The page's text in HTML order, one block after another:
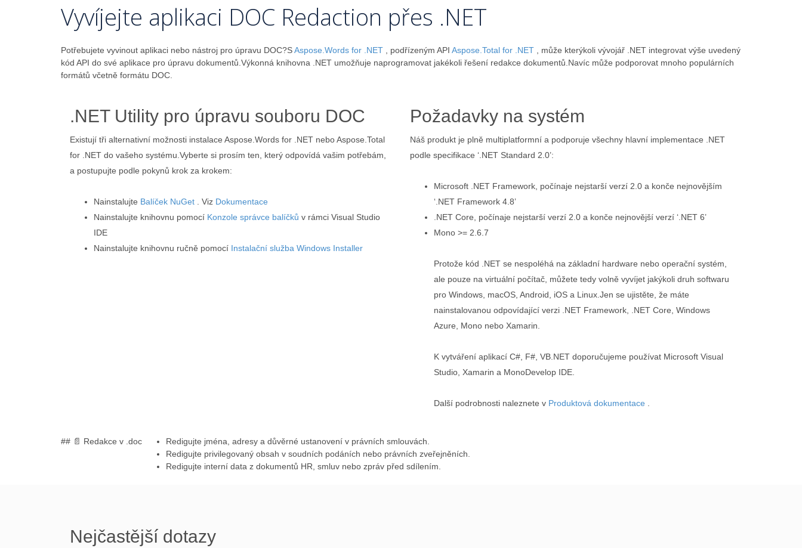
Vyvíjejte aplikaci DOC Redaction přes .NET
Potřebujete vyvinout aplikaci nebo nástroj pro úpravu DOC?SAspose.Words for .NET , podřízeným API Aspose.Total for .NET , může kterýkoli vývojář .NET integrovat výše uvedený
kód API do své aplikace pro úpravu dokumentů.Výkonná knihovna .NET umožňuje naprogramovat jakékoli řešení redakce dokumentů.Navíc může podporovat mnoho populárních
formátů včetně formátu DOC.
.NET Utility pro úpravu souboru DOC
Existují tři alternativní možnosti instalace Aspose.Words for .NET nebo Aspose.Total
for .NET do vašeho systému.Vyberte si prosím ten, který odpovídá vašim potřebám,
a postupujte podle pokynů krok za krokem:
Nainstalujte Balíček NuGet . Viz Dokumentace
Nainstalujte knihovnu pomocí Konzole správce balíčků v rámci Visual Studio
IDE
Nainstalujte knihovnu ručně pomocí Instalační služba Windows Installer
Požadavky na systém
Náš produkt je plně multiplatformní a podporuje všechny hlavní implementace .NET
podle specifikace ‘.NET Standard 2.0’:
Microsoft .NET Framework, počínaje nejstarší verzí 2.0 a konče nejnovějším
‘.NET Framework 4.8’
.NET Core, počínaje nejstarší verzí 2.0 a konče nejnovější verzí ‘.NET 6’
Mono >= 2.6.7
Protože kód .NET se nespoléhá na základní hardware nebo operační systém,
ale pouze na virtuální počítač, můžete tedy volně vyvíjet jakýkoli druh softwaru
pro Windows, macOS, Android, iOS a Linux.Jen se ujistěte, že máte
nainstalovanou odpovídající verzi .NET Framework, .NET Core, Windows
Azure, Mono nebo Xamarin.
K vytváření aplikací C#, F#, VB.NET doporučujeme používat Microsoft Visual
Studio, Xamarin a MonoDevelop IDE.
Další podrobnosti naleznete v Produktová dokumentace
## 📄 Redakce v .doc
Redigujte jména, adresy a důvěrné ustanovení v právních smlouvách.
Redigujte privilegovaný obsah v soudních podáních nebo právních zveřejněních.
Redigujte interní data z dokumentů HR, smluv nebo zpráv před sdílením.
Nejčastější dotazy